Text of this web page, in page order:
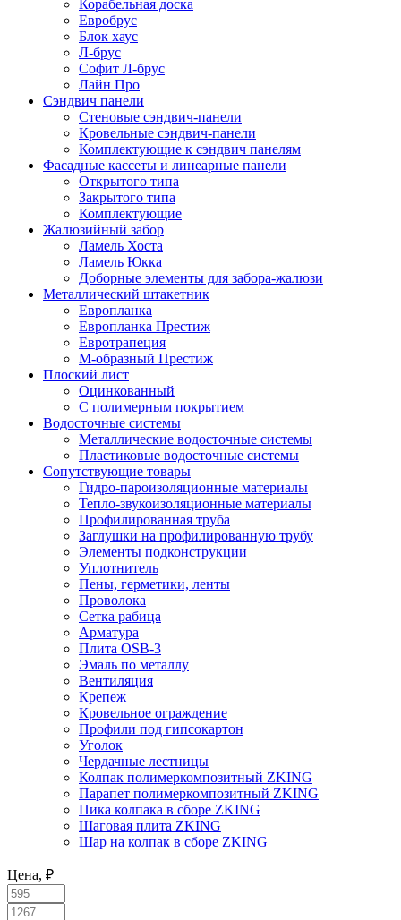
Корабельная доска
Евробрус
Блок хаус
Л-брус
Софит Л-брус
Лайн Про
Сэндвич панели
Стеновые сэндвич-панели
Кровельные сэндвич-панели
Комплектующие к сэндвич панелям
Фасадные кассеты и линеарные панели
Открытого типа
Закрытого типа
Комплектующие
Жалюзийный забор
Ламель Хоста
Ламель Юкка
Доборные элементы для забора-жалюзи
Металлический штакетник
Европланка
Европланка Престиж
Евротрапеция
М-образный Престиж
Плоский лист
Оцинкованный
С полимерным покрытием
Водосточные системы
Металлические водосточные системы
Пластиковые водосточные системы
Сопутствующие товары
Гидро-пароизоляционные материалы
Тепло-звукоизоляционные материалы
Профилированная труба
Заглушки на профилированную трубу
Элементы подконструкции
Уплотнитель
Пены, герметики, ленты
Проволока
Сетка рабица
Арматура
Плита OSB-3
Эмаль по металлу
Вентиляция
Крепеж
Кровельное ограждение
Профили под гипсокартон
Уголок
Чердачные лестницы
Колпак полимеркомпозитный ZKING
Парапет полимеркомпозитный ZKING
Пика колпака в сборе ZKING
Шаговая плита ZKING
Шар на колпак в сборе ZKING
Цена, ₽